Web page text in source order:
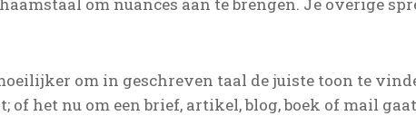
om in geschreven taal de juiste toon te
of het nu om een brief, artikel, blog, boek of mail